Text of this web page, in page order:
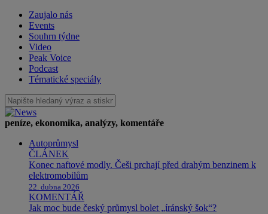
Zaujalo nás
Events
Souhrn týdne
Video
Peak Voice
Podcast
Tématické speciály
peníze, ekonomika, analýzy, komentáře
Autoprůmysl
ČLÁNEK
Konec naftové modly. Češi prchají před drahým benzinem k
elektromobilům
22. dubna 2026
KOMENTÁŘ
Jak moc bude český průmysl bolet „íránský šok“?